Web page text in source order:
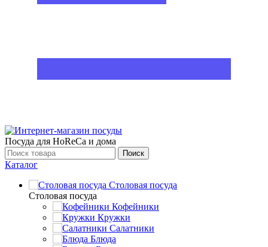
Посуда для HoReCa и дома
Поиск
Каталог
Столовая посуда
Столовая посуда
Кофейники
Кружки
Салатники
Блюда